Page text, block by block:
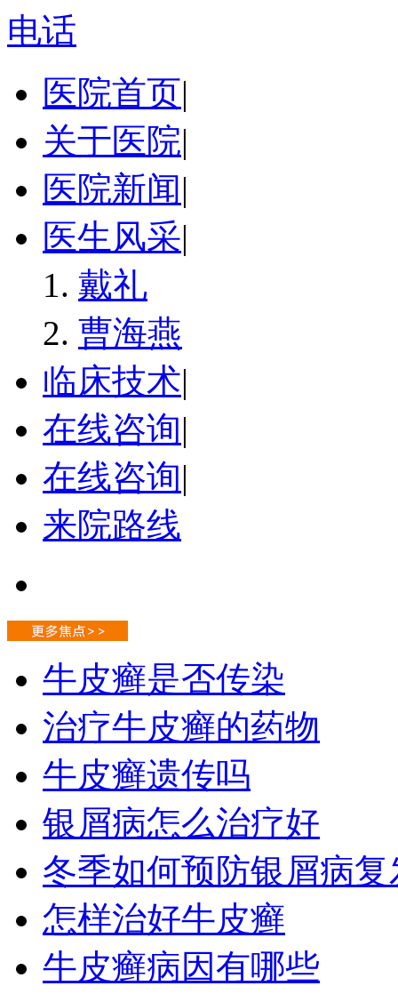
电话
医院首页|
关于医院|
医院新闻|
医生风采|
戴礼
曹海燕
临床技术|
在线咨询|
在线咨询|
来院路线
牛皮癣是否传染
治疗牛皮癣的药物
牛皮癣遗传吗
银屑病怎么治疗好
冬季如何预防银屑病复
怎样治好牛皮癣
牛皮癣病因有哪些